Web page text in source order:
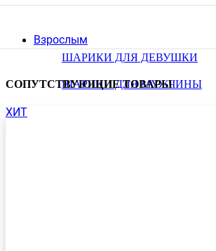
Взрослым
ШАРИКИ ДЛЯ ДЕВУШКИ
ШАРИКИ ДЛЯ МУЖЧИНЫ
СОПУТСТВУЮЩИЕ ТОВАРЫ
ХИТ